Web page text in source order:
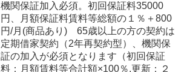
機関保証加入必須。初回保証料35000
円、月額保証料賃料等総額の１％＋800
円/月(商品あり) 65歳以上の方の契約は
定期借家契約（2年再契約型）、機関保
証の加入が必須となります（初回保証
料：月額賃料等合計額×100％,更新：２